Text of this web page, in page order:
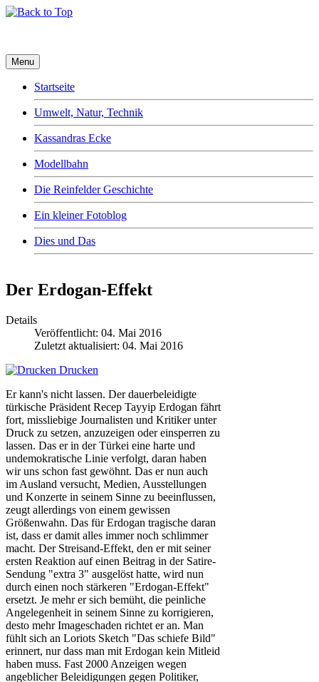
Menu
Startseite
Umwelt, Natur, Technik
Kassandras Ecke
Modellbahn
Die Reinfelder Geschichte
Ein kleiner Fotoblog
Dies und Das
Der Erdogan-Effekt
Details
Veröffentlicht: 04. Mai 2016
Zuletzt aktualisiert: 04. Mai 2016
Drucken
Er kann's nicht lassen. Der dauerbeleidigte
türkische Präsident Recep Tayyip Erdogan fährt
fort, missliebige Journalisten und Kritiker unter
Druck zu setzen, anzuzeigen oder einsperren zu
lassen. Das er in der Türkei eine harte und
undemokratische Linie verfolgt, daran haben
wir uns schon fast gewöhnt. Das er nun auch
im Ausland versucht, Medien, Ausstellungen
und Konzerte in seinem Sinne zu beeinflussen,
zeugt allerdings von einem gewissen
Größenwahn. Das für Erdogan tragische daran
ist, dass er damit alles immer noch schlimmer
macht. Der Streisand-Effekt, den er mit seiner
ersten Reaktion auf einen Beitrag in der Satire-
Sendung "extra 3" ausgelöst hatte, wird nun
durch einen noch stärkeren "Erdogan-Effekt"
ersetzt. Je mehr er sich bemüht, die peinliche
Angelegenheit in seinem Sinne zu korrigieren,
desto mehr Imageschaden richtet er an. Man
fühlt sich an Loriots Sketch "Das schiefe Bild"
erinnert, nur dass man mit Erdogan kein Mitleid
haben muss. Fast 2000 Anzeigen wegen
angeblicher Beleidigungen gegen Politiker,